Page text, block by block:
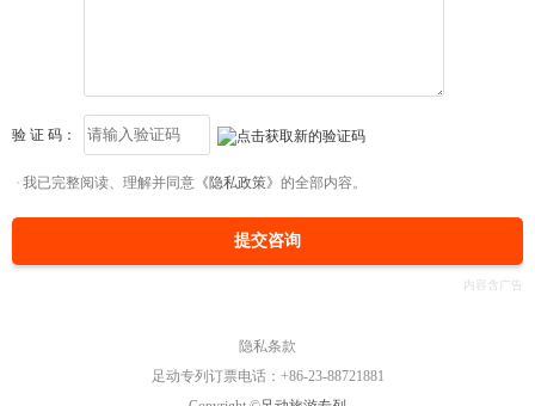
验 证 码：
我已完整阅读、理解并同意 《隐私政策》 的全部内容。
提交咨询
隐私条款
足动专列订票电话：+86-23-88721881